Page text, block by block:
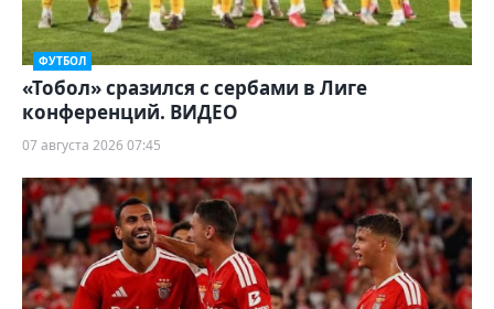
ФУТБОЛ
«Тобол» сразился с сербами в Лиге
конференций. ВИДЕО
07 августа 2026 07:45